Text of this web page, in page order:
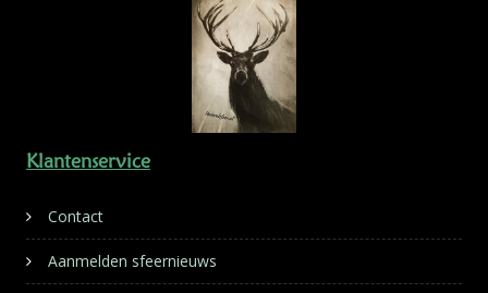
Klantenservice
Contact
Aanmelden sfeernieuws